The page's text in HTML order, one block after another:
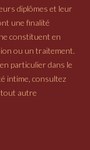
diplômes et leur
une finalité
constituent en
ou un traitement.
particulier dans le
intime, consultez
tout autre